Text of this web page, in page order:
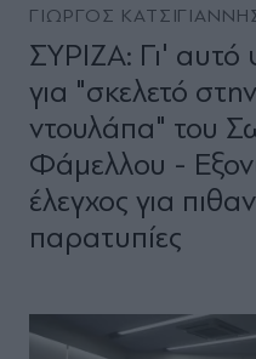
ΓΙΩΡΓΟΣ
ΣΥΡΙΖΑ: Γι' αυτό
για "σκελετό στην
ντουλάπα" του
Φάμελλου -
έλεγχος για
παρατυπίες